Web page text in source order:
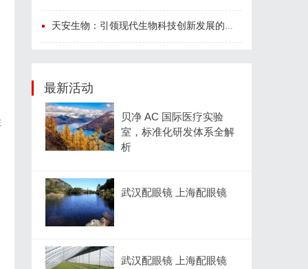
天安生物：引领现代生物科技创新发展的先锋企业
最新活动
贝净 AC 国际医疗实验
室，标准化研发体系全解
析
武汉配眼镜 上海配眼镜
武汉配眼镜 上海配眼镜